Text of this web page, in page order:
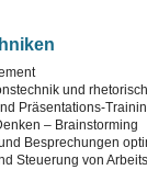
und
Präsentations-
– Brainstorming
Besprechungen
Steuerung von